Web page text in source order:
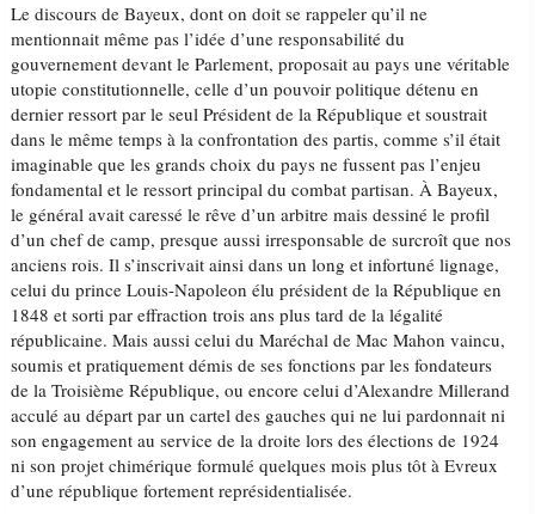
Le discours de Bayeux, dont on doit se rappeler qu’il ne
mentionnait même pas l’idée d’une responsabilité du
gouvernement devant le Parlement, proposait au pays une véritable
utopie constitutionnelle, celle d’un pouvoir politique détenu en
dernier ressort par le seul Président de la République et soustrait
dans le même temps à la confrontation des partis, comme s’il était
imaginable que les grands choix du pays ne fussent pas l’enjeu
fondamental et le ressort principal du combat partisan. À Bayeux,
le général avait caressé le rêve d’un arbitre mais dessiné le profil
d’un chef de camp, presque aussi irresponsable de surcroît que nos
anciens rois. Il s’inscrivait ainsi dans un long et infortuné lignage,
celui du prince Louis-Napoleon élu président de la République en
1848 et sorti par effraction trois ans plus tard de la légalité
républicaine. Mais aussi celui du Maréchal de Mac Mahon vaincu,
soumis et pratiquement démis de ses fonctions par les fondateurs
de la Troisième République, ou encore celui d’Alexandre Millerand
acculé au départ par un cartel des gauches qui ne lui pardonnait ni
son engagement au service de la droite lors des élections de 1924
ni son projet chimérique formulé quelques mois plus tôt à Evreux
d’une république fortement représidentialisée.